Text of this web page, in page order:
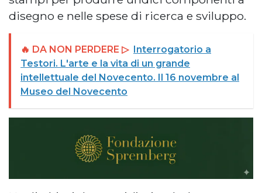
disegno e nelle spese di ricerca e sviluppo.
🔥 DA NON PERDERE ▷ Interrogatorio a
Testori. L'arte e la vita di un grande
intellettuale del Novecento. Il 16 novembre al
Museo del Novecento